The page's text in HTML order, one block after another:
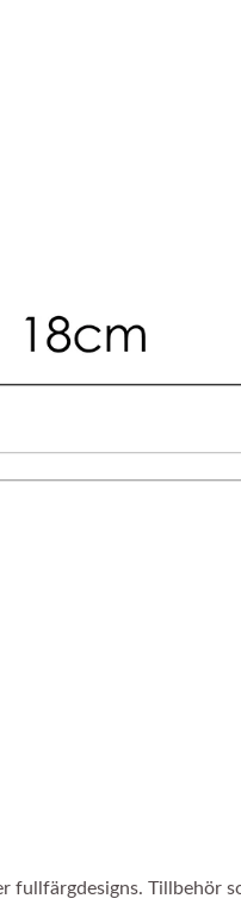
fullfärgdesigns. Tillbehör